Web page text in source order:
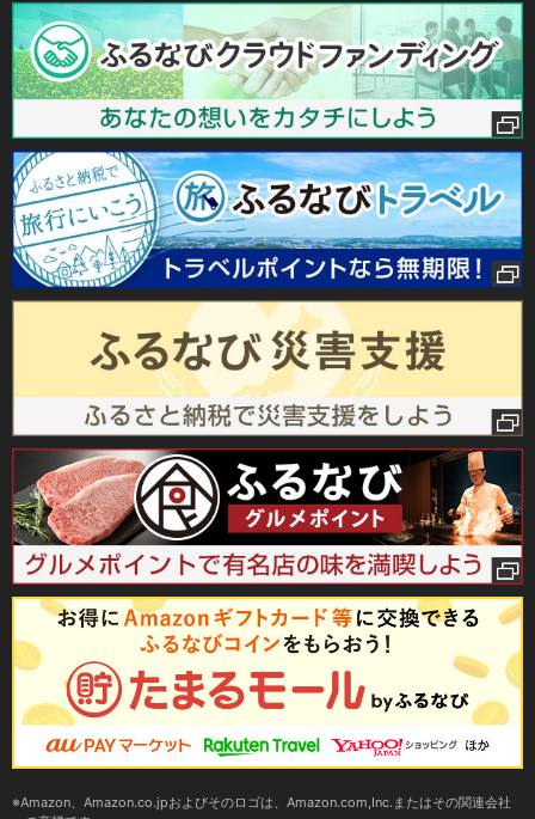
Amazon、Amazon.co.jpおよびそのロゴは、Amazon.com,Inc.またはその関連会社